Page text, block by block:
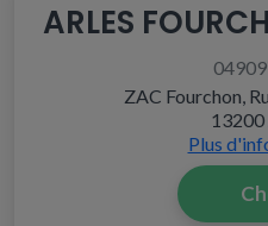
ARLES
ZAC Fourchon,
13200
Plus